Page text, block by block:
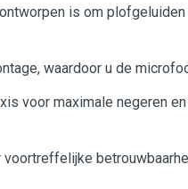
is om
waardoor u de
voor maximale negeren